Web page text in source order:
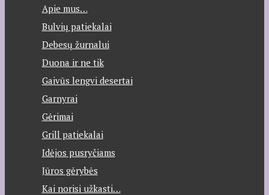
Apie mus…
Bulvių patiekalai
Debesų žurnalui
Duona ir ne tik
Gaivūs lengvi desertai
Garnyrai
Gėrimai
Grill patiekalai
Idėjos pusryčiams
Jūros gėrybės
Kai norisi užkasti…